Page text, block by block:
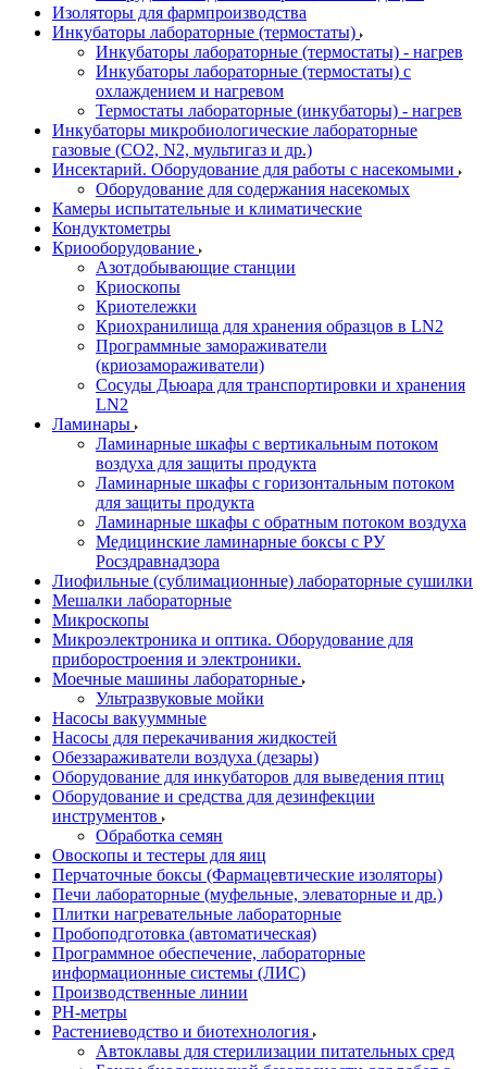
Изоляторы для фармпроизводства
Инкубаторы лабораторные (термостаты)
Инкубаторы лабораторные (термостаты) - нагрев
Инкубаторы лабораторные (термостаты) с
охлаждением и нагревом
Термостаты лабораторные (инкубаторы) - нагрев
Инкубаторы микробиологические лабораторные
газовые (CO2, N2, мультигаз и др.)
Инсектарий. Оборудование для работы с насекомыми
Оборудование для содержания насекомых
Камеры испытательные и климатические
Кондуктометры
Криооборудование
Азотдобывающие станции
Криоскопы
Криотележки
Криохранилища для хранения образцов в LN2
Программные замораживатели
(криозамораживатели)
Сосуды Дьюара для транспортировки и хранения
LN2
Ламинары
Ламинарные шкафы с вертикальным потоком
воздуха для защиты продукта
Ламинарные шкафы с горизонтальным потоком
для защиты продукта
Ламинарные шкафы с обратным потоком воздуха
Медицинские ламинарные боксы с РУ
Росздравнадзора
Лиофильные (сублимационные) лабораторные сушилки
Мешалки лабораторные
Микроскопы
Микроэлектроника и оптика. Оборудование для
приборостроения и электроники.
Моечные машины лабораторные
Ультразвуковые мойки
Насосы вакууммные
Насосы для перекачивания жидкостей
Обеззараживатели воздуха (дезары)
Оборудование для инкубаторов для выведения птиц
Оборудование и средства для дезинфекции
инструментов
Обработка семян
Овоскопы и тестеры для яиц
Перчаточные боксы (Фармацевтические изоляторы)
Печи лабораторные (муфельные, элеваторные и др.)
Плитки нагревательные лабораторные
Пробоподготовка (автоматическая)
Программное обеспечение, лабораторные
информационные системы (ЛИС)
Производственные линии
РH-метры
Растениеводство и биотехнология
Автоклавы для стерилизации питательных сред